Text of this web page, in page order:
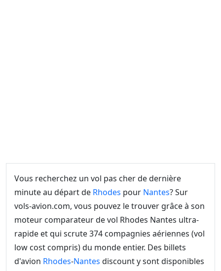
Vous recherchez un vol pas cher de dernière
minute au départ de Rhodes pour Nantes? Sur
vols-avion.com, vous pouvez le trouver grâce à son
moteur comparateur de vol Rhodes Nantes ultra-
rapide et qui scrute 374 compagnies aériennes (vol
low cost compris) du monde entier. Des billets
d'avion Rhodes-Nantes discount y sont disponibles